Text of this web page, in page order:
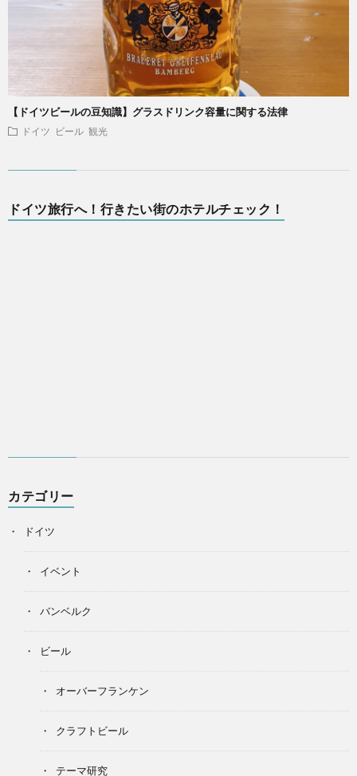
【ドイツビールの豆知識】グラスドリンク容量に関する法律
ドイツ ビール 観光
ドイツ旅行へ！行きたい街のホテルチェック！
カテゴリー
ドイツ
イベント
バンベルク
ビール
オーバーフランケン
クラフトビール
テーマ研究